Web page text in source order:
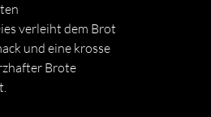
verleiht dem Brot
und eine krosse
Brote